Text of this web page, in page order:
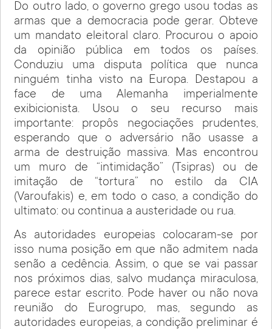
Do outro lado, o governo grego usou todas as
armas que a democracia pode gerar. Obteve
um mandato eleitoral claro. Procurou o apoio
da opinião pública em todos os países.
Conduziu uma disputa política que nunca
ninguém tinha visto na Europa. Destapou a
face de uma Alemanha imperialmente
exibicionista. Usou o seu recurso mais
importante: propôs negociações prudentes,
esperando que o adversário não usasse a
arma de destruição massiva. Mas encontrou
um muro de “intimidação” (Tsipras) ou de
imitação de “tortura” no estilo da CIA
(Varoufakis) e, em todo o caso, a condição do
ultimato: ou continua a austeridade ou rua.
As autoridades europeias colocaram-se por
isso numa posição em que não admitem nada
senão a cedência. Assim, o que se vai passar
nos próximos dias, salvo mudança miraculosa,
parece estar escrito. Pode haver ou não nova
reunião do Eurogrupo, mas, segundo as
autoridades europeias, a condição preliminar é